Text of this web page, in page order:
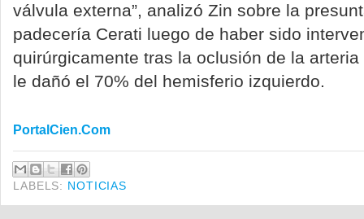
válvula externa”, analizó Zin sobre la
padecería Cerati luego de haber sido
quirúrgicamente tras la oclusión de la
le dañó el 70% del hemisferio izquierdo.
PortalCien.Com
LABELS: NOTICIAS